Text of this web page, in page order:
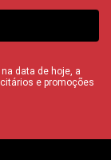
data de hoje, a
e promoções